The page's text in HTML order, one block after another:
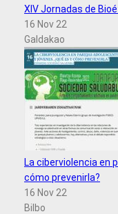
XIV Jornadas de
16 Nov 22
Galdakao
La ciberviolencia en
cómo prevenirla?
16 Nov 22
Bilbo